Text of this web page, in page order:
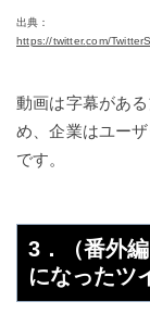
出典：
https://twitter.com/
動画は字幕があ
め、企業はユー
です。
3．（番外
になったツ